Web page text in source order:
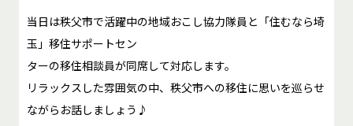
当日は秩父市で活躍中の地域おこし協力隊員と「住むなら埼
玉」移住サポートセン
ターの移住相談員が同席して対応します。
リラックスした雰囲気の中、秩父市への移住に思いを巡らせ
ながらお話しましょう♪